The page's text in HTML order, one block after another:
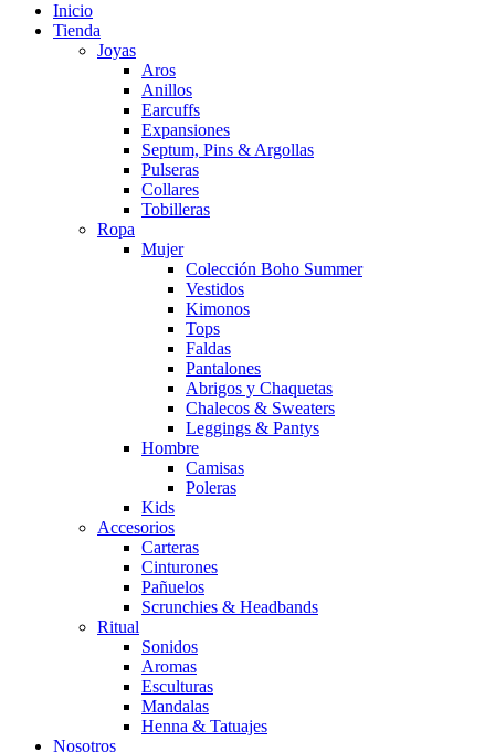
Inicio
Tienda
Joyas
Aros
Anillos
Earcuffs
Expansiones
Septum, Pins & Argollas
Pulseras
Collares
Tobilleras
Ropa
Mujer
Colección Boho Summer
Vestidos
Kimonos
Tops
Faldas
Pantalones
Abrigos y Chaquetas
Chalecos & Sweaters
Leggings & Pantys
Hombre
Camisas
Poleras
Kids
Accesorios
Carteras
Cinturones
Pañuelos
Scrunchies & Headbands
Ritual
Sonidos
Aromas
Esculturas
Mandalas
Henna & Tatuajes
Nosotros